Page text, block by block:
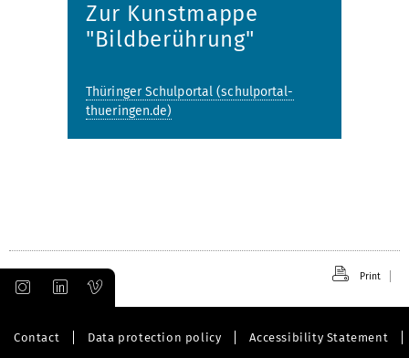
Zur Kunstmappe
"Bildberührung"
Thüringer Schulportal (schulportal-
thueringen.de)
Print
Contact Data protection policy Accessibility Statement